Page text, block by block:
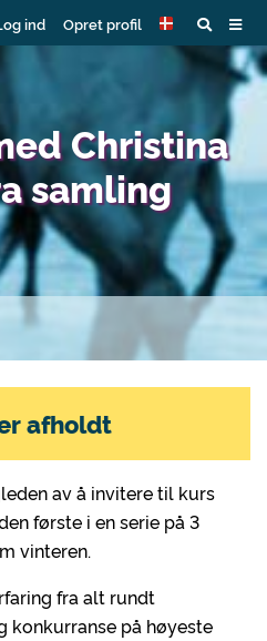
ind Opret profil
Christina
samling
av å invitere til kurs
første i en serie på 3
vinteren.
fra alt rundt
konkurranse på høyeste
afholdt